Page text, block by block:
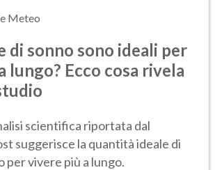
Meteo
di sonno sono ideali per
lungo? Ecco cosa rivela
scientifica riportata dal
suggerisce la quantità ideale di
per vivere più a lungo.